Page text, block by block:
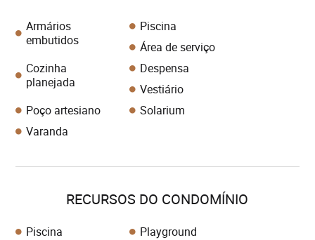
Armários
embutidos
Piscina
Área de serviço
Cozinha
planejada
Despensa
Vestiário
Poço artesiano
Solarium
Varanda
RECURSOS DO CONDOMÍNIO
Piscina
Playground